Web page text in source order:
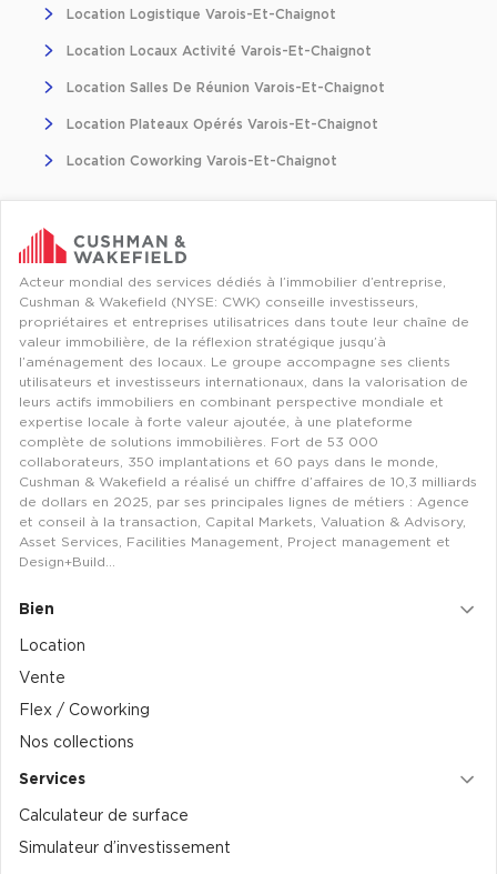
Achat d'Entrepôts / Activités
Achat d'Entrepôts / Activités en Ille-et-Vilaine
Achat d'Entrepôts / Activités à Lyon
Achat d'Entrepôts / Activités à Aubagne
Achat d'Entrepôts / Activités à Toulouse
Collections d'Entrepôts / Activités
Entrepôts et Locaux d'activités indépendants
Entrepôts et Locaux d'activités avec quai de
chargement
Entrepôts et Locaux d'activités - Programmes neufs
Location de plateformes Logistique
Location de plateformes Logistique à Aulnay-sous-Bois
Location de plateformes Logistique à Amiens
Location de plateformes Logistique à Marseille
Location de plateformes Logistique à Le Havre
Achat de plateformes Logistique
Location Logistique Varois-Et-Chaignot
Location Locaux Activité Varois-Et-Chaignot
Location Salles De Réunion Varois-Et-Chaignot
Location Plateaux Opérés Varois-Et-Chaignot
Location Coworking Varois-Et-Chaignot
Acteur mondial des services dédiés à l’immobilier d’entreprise,
Cushman & Wakefield (NYSE: CWK) conseille investisseurs,
propriétaires et entreprises utilisatrices dans toute leur chaîne de
valeur immobilière, de la réflexion stratégique jusqu’à
l’aménagement des locaux. Le groupe accompagne ses clients
utilisateurs et investisseurs internationaux, dans la valorisation de
leurs actifs immobiliers en combinant perspective mondiale et
expertise locale à forte valeur ajoutée, à une plateforme
complète de solutions immobilières. Fort de 53 000
collaborateurs, 350 implantations et 60 pays dans le monde,
Cushman & Wakefield a réalisé un chiffre d’affaires de 10,3 milliards
de dollars en 2025, par ses principales lignes de métiers : Agence
et conseil à la transaction, Capital Markets, Valuation & Advisory,
Asset Services, Facilities Management, Project management et
Design+Build…
Bien
Location
Vente
Flex / Coworking
Nos collections
Services
Calculateur de surface
Simulateur d’investissement